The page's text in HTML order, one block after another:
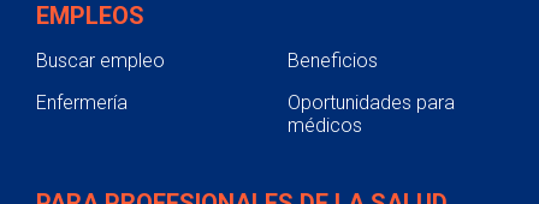
EMPLEOS
Buscar empleo
Beneficios
Enfermería
Oportunidades para
médicos